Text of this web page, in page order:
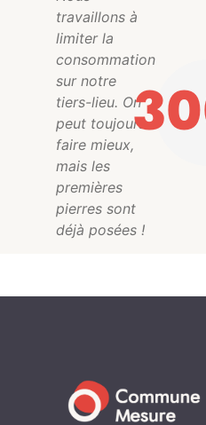
travaillons à
limiter la
consommation
sur notre
tiers-lieu. On
peut toujours
faire mieux,
mais les
premières
pierres sont
déjà posées !